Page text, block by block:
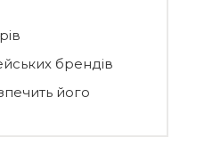
брендів
його